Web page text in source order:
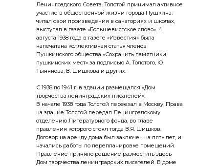
Ленинградского Со­вета. Толстой принимал активное
участие в общественной жизни города Пушкина:
читал свои произведения в са­наториях и школах,
выступал в газете «Большевистское слово». 4
августа 1938 года в газете «Известия» была
напечатана коллективная статья членов
Пушкинского общества «Сохранить памятники
пушкинских мест» за подписью А. Толстого, Ю.
Тынянова, В. Шишкова и дру­гих.
С 1938 по 1941 г. в здании размещался «Дом
творчества ленинградских писателей».
В начале 1938 года Толстой переехал в Москву. Права
на здание Толстой передал Ленинградскому
отделению Литературного фонда, во главе
правления которого стоял тогда В.Я. Шишков.
Договор на аренду дома был заключен на пять лет, и
начались работы по перепланировке помещений.
Правление приняло решение разместить здесь
Дом творчества ленинградских писателей. В доме